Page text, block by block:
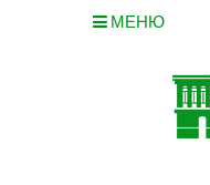
МЕНЮ